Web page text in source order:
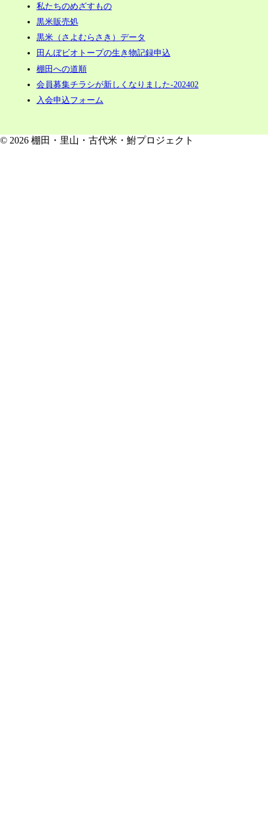
私たちのめざすもの
黒米販売処
黒米（さよむらさき）データ
田んぼビオトープの生き物記録申込
棚田への道順
会員募集チラシが新しくなりました-202402
入会申込フォーム
© 2026 棚田・里山・古代米・鮒プロジェクト